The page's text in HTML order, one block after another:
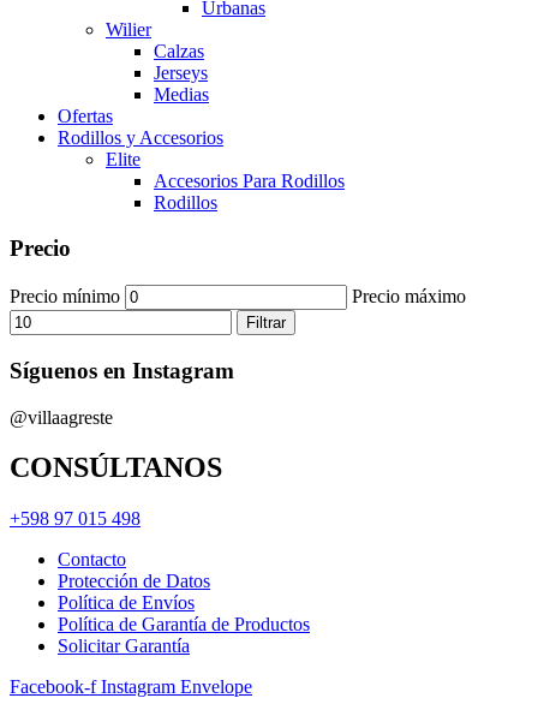
Urbanas
Wilier
Calzas
Jerseys
Medias
Ofertas
Rodillos y Accesorios
Elite
Accesorios Para Rodillos
Rodillos
Precio
Precio mínimo Precio máximo
Filtrar
Síguenos en Instagram
@villaagreste
CONSÚLTANOS
+598 97 015 498
Contacto
Protección de Datos
Política de Envíos
Política de Garantía de Productos
Solicitar Garantía
Facebook-f Instagram Envelope